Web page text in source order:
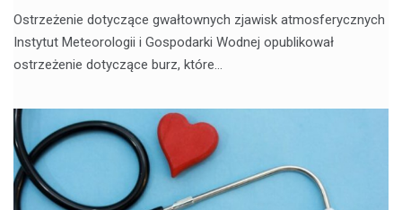
Ostrzeżenie dotyczące gwałtownych zjawisk atmosferycznych
Instytut Meteorologii i Gospodarki Wodnej opublikował
ostrzeżenie dotyczące burz, które…